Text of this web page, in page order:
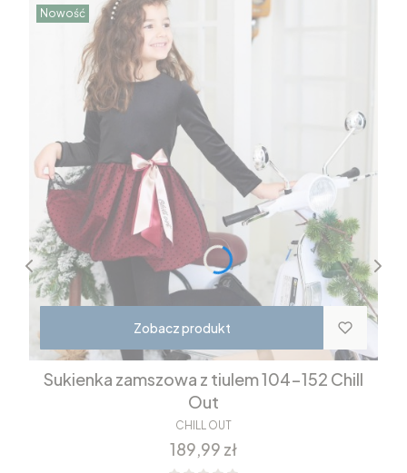
Nowość
Zobacz produkt
Sukienka zamszowa z tiulem 104-152 Chill
Out
CHILL OUT
Cena
189,99 zł